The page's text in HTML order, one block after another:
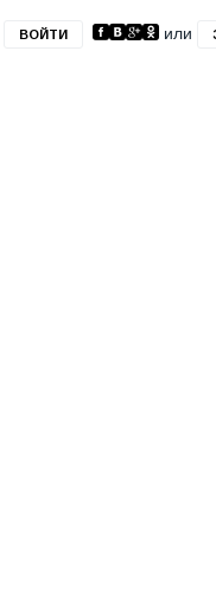
ВОЙТИ или